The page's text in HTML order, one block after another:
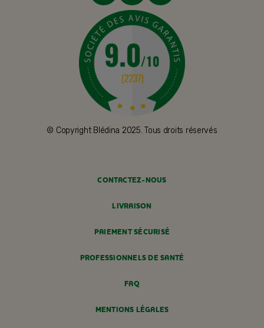
© Copyright Blédina 2025. Tous droits réservés
CONTACTEZ-NOUS
LIVRAISON
PAIEMENT SÉCURISÉ
PROFESSIONNELS DE SANTÉ
FAQ
MENTIONS LÉGALES